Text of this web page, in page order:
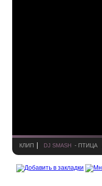
КЛИП DJ SMASH - ПТИЦА